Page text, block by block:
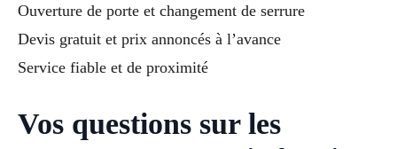
Ouverture de porte et changement de serrure
Devis gratuit et prix annoncés à l’avance
Service fiable et de proximité
Vos questions sur les